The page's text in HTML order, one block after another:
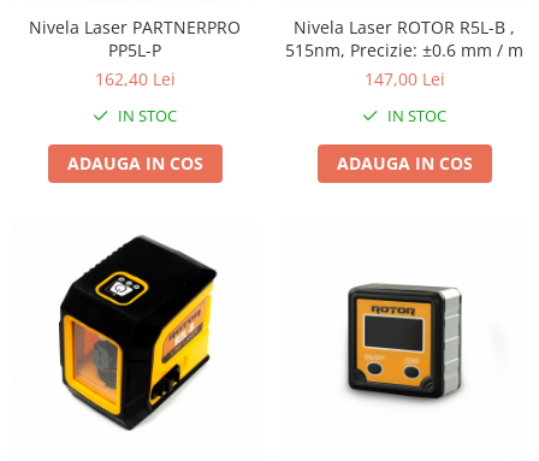
Accesorii aparatele de spalat cu
Aparate de spalat cu presiune
Instalatii sanitare
Articole si accesorii pentru baie
Baterii cada
Baterii electrice
Baterii lavoar
Chiuvete bucatarie compozit
Chiuvete inox
Coloane de dus
Nivela Laser PARTNERPRO
PP5L-P
162,40 Lei
IN STOC
ADAUGA IN COS
Nivela Laser ROTOR R5L-B ,
515nm, Precizie: ±0.6 mm / m
147,00 Lei
IN STOC
ADAUGA IN COS